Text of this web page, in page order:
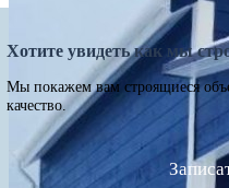
Хотите увидеть как мы
Мы покажем вам строящиеся
качество.